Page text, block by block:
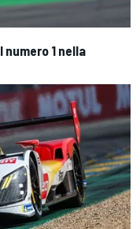
numero 1 nella